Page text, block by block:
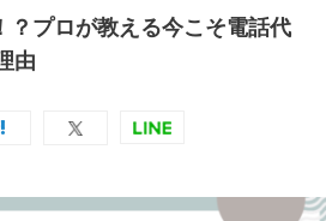
？プロが教える今こそ電話代
由